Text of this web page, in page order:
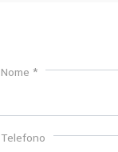
Nome *
Telefono